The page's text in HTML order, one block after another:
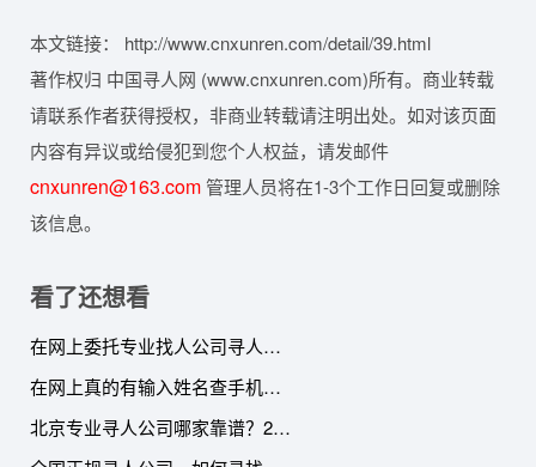
本文链接： http://www.cnxunren.com/detail/39.html
著作权归 中国寻人网 (www.cnxunren.com)所有。商业转载
请联系作者获得授权，非商业转载请注明出处。如对该页面
内容有异议或给侵犯到您个人权益，请发邮件
cnxunren@163.com管理人员将在1-3个工作日回复或删除
该信息。
看了还想看
在网上委托专业找人公司寻人需要注意几个问题
在网上真的有输入姓名查手机号的软件吗
北京专业寻人公司哪家靠谱？2024年避坑指南+正规机构推荐